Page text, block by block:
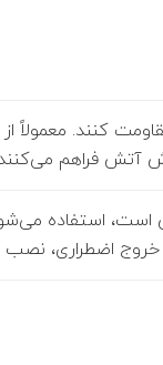
کنند. معمولاً از
آتش فراهم
است، استفاده
خروج اضطراری،